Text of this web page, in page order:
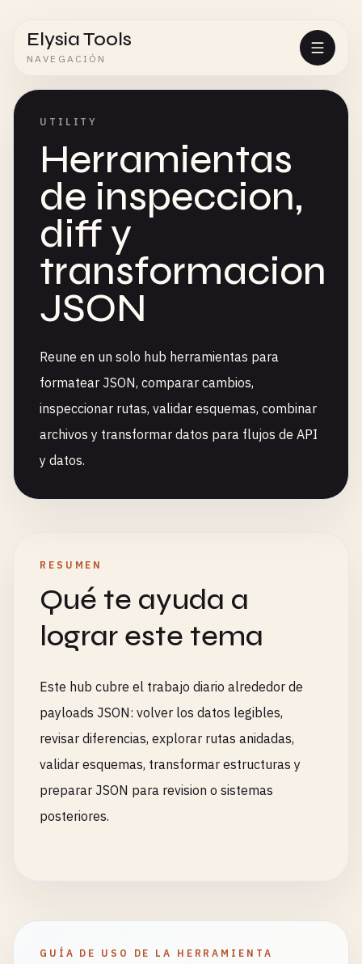
Elysia Tools
NAVEGACIÓN
UTILITY
Herramientas
de inspeccion,
diff y
transformacion
JSON
Reune en un solo hub herramientas para
formatear JSON, comparar cambios,
inspeccionar rutas, validar esquemas, combinar
archivos y transformar datos para flujos de API
y datos.
RESUMEN
Qué te ayuda a
lograr este tema
Este hub cubre el trabajo diario alrededor de
payloads JSON: volver los datos legibles,
revisar diferencias, explorar rutas anidadas,
validar esquemas, transformar estructuras y
preparar JSON para revision o sistemas
posteriores.
GUÍA DE USO DE LA HERRAMIENTA